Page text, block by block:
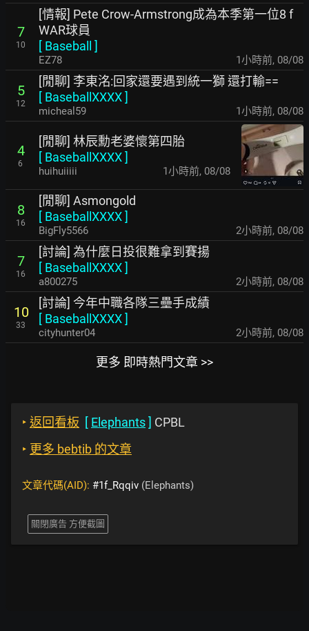
7
10
[情報] Pete Crow-Armstrong成為本季第一位8 f
WAR球員
[ Baseball ]
EZ78 1小時前, 08/08
5
12
[閒聊] 李東洺:回家還要遇到統一獅 還打輸==
[ BaseballXXXX]
micheal59 1小時前, 08/08
4
6
[閒聊] 林辰勳老婆懷第四胎
[ BaseballXXXX]
huihuiiiii 1小時前, 08/08
8
16
[閒聊] Asmongold
[ BaseballXXXX]
BigFly5566 2小時前, 08/08
7
16
[討論] 為什麼日投很難拿到賽揚
[ BaseballXXXX]
a800275 2小時前, 08/08
10
33
[討論] 今年中職各隊三壘手成績
[ BaseballXXXX]
cityhunter04 2小時前, 08/08
更多 即時熱門文章 >>
‣ 返回看板 [ Elephants] CPBL
‣ 更多 bebtib 的文章
文章代碼(AID): #1f_Rqqiv (Elephants)
關閉廣告 方便截圖